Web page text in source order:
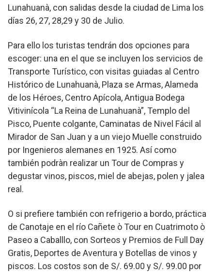
Lunahuanà, con salidas desde la ciudad de Lima los
días 26, 27, 28,29 y 30 de Julio.
Para ello los turistas tendrán dos opciones para
escoger: una en el que se incluyen los servicios de
Transporte Turístico, con visitas guiadas al Centro
Histórico de Lunahuanà, Plaza se Armas, Alameda
de los Héroes, Centro Apícola, Antigua Bodega
Vitivinícola “La Reina de Lunahuanà”, Templo del
Pisco, Puente colgante, Caminatas de Nivel Fácil al
Mirador de San Juan y a un viejo Muelle construido
por Ingenieros alemanes en 1925. Así como
también podràn realizar un Tour de Compras y
degustar vinos, piscos, miel de abejas, polen y jalea
real.
O si prefiere también con refrigerio a bordo, práctica
de Canotaje en el río Cañete ò Tour en Cuatrimoto ò
Paseo a Caballlo, con Sorteos y Premios de Full Day
Gratis, Deportes de Aventura y Botellas de vinos y
piscos. Los costos son de S/. 69.00 y S/. 99.00 por